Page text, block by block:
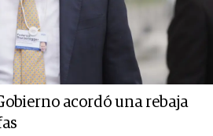
acordó una rebaja